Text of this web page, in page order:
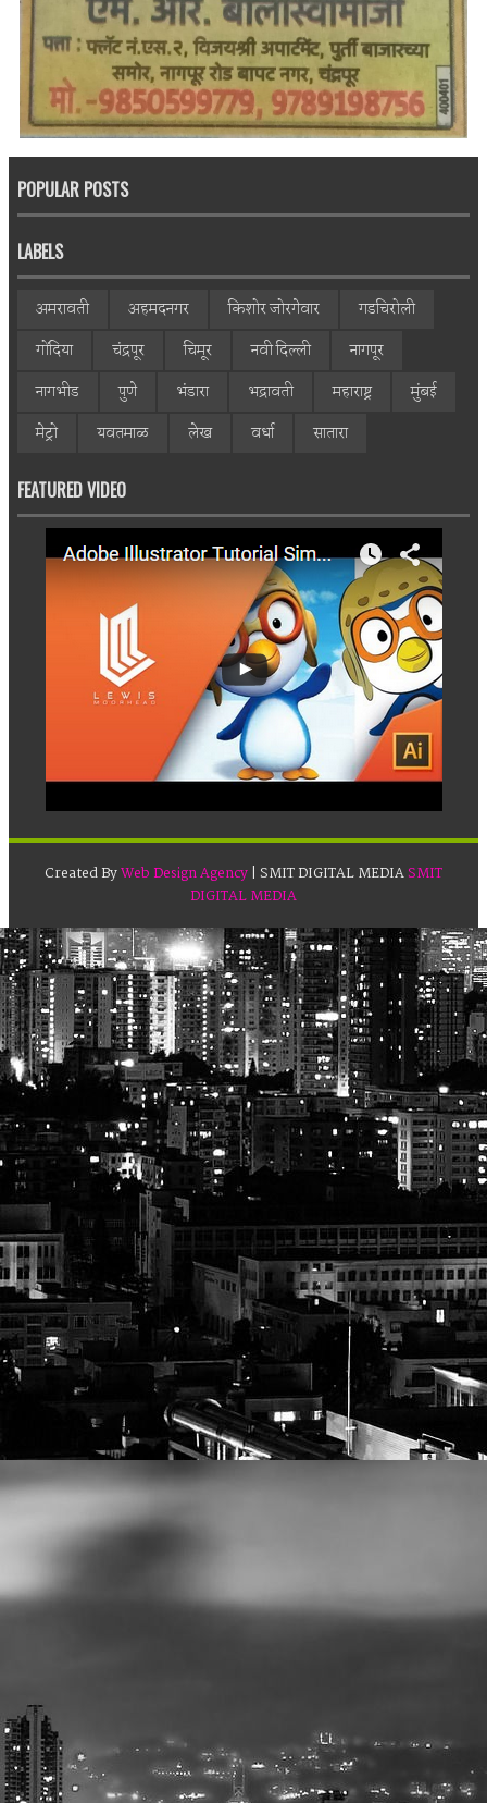
POPULAR POSTS
LABELS
अमरावती अहमदनगर किशोर जोरगेवार
गडचिरोली
गोंदिया
चंद्रपूर चिमूर नवी दिल्ली
नागपूर
नागभीड
पुणे भंडारा भद्रावती महाराष्ट्र
मुंबई
मेट्रो
यवतमाळ लेख वर्धा सातारा
FEATURED VIDEO
Created ByWeb Design Agency| SMIT DIGITAL MEDIASMIT
DIGITAL MEDIA